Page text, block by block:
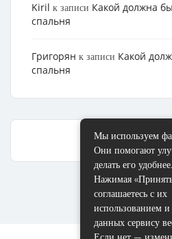
Kiril к записи Какой должна
спальня
Григорян к записи Какой
спальня
Мы используем
Они помогают
делать его удобнее.
Нажимая
соглашаетесь с их
использованием и
данных сервису